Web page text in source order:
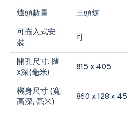
爐頭數量
三頭爐
可嵌入式安
裝
可
開孔尺寸, 闊
x深(毫米)
815 x 405
機身尺寸 (寬
高深, 毫米)
860 x 128 x